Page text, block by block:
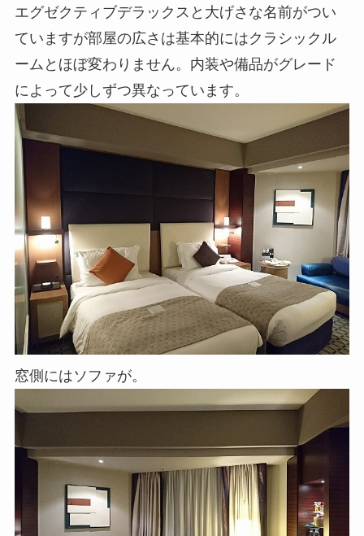
エグゼクティブデラックスと大げさな名前がつい
ていますが部屋の広さは基本的にはクラシックル
ームとほぼ変わりません。内装や備品がグレード
によって少しずつ異なっています。
窓側にはソファが。